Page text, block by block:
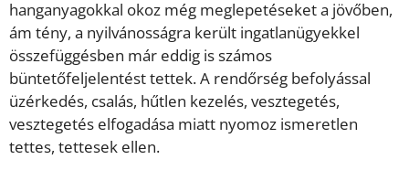
hanganyagokkal okoz még meglepetéseket a jövőben,
ám tény, a nyilvánosságra került ingatlanügyekkel
összefüggésben már eddig is számos
büntetőfeljelentést tettek. A rendőrség befolyással
üzérkedés, csalás, hűtlen kezelés, vesztegetés,
vesztegetés elfogadása miatt nyomoz ismeretlen
tettes, tettesek ellen.